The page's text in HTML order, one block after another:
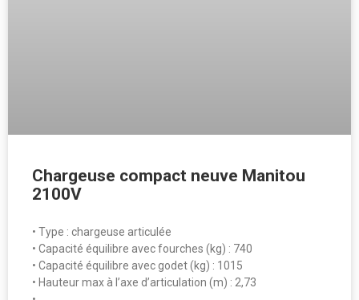
Chargeuse compact neuve Manitou
2100V
• Type : chargeuse articulée
• Capacité équilibre avec fourches (kg) : 740
• Capacité équilibre avec godet (kg) : 1015
• Hauteur max à l’axe d’articulation (m) : 2,73